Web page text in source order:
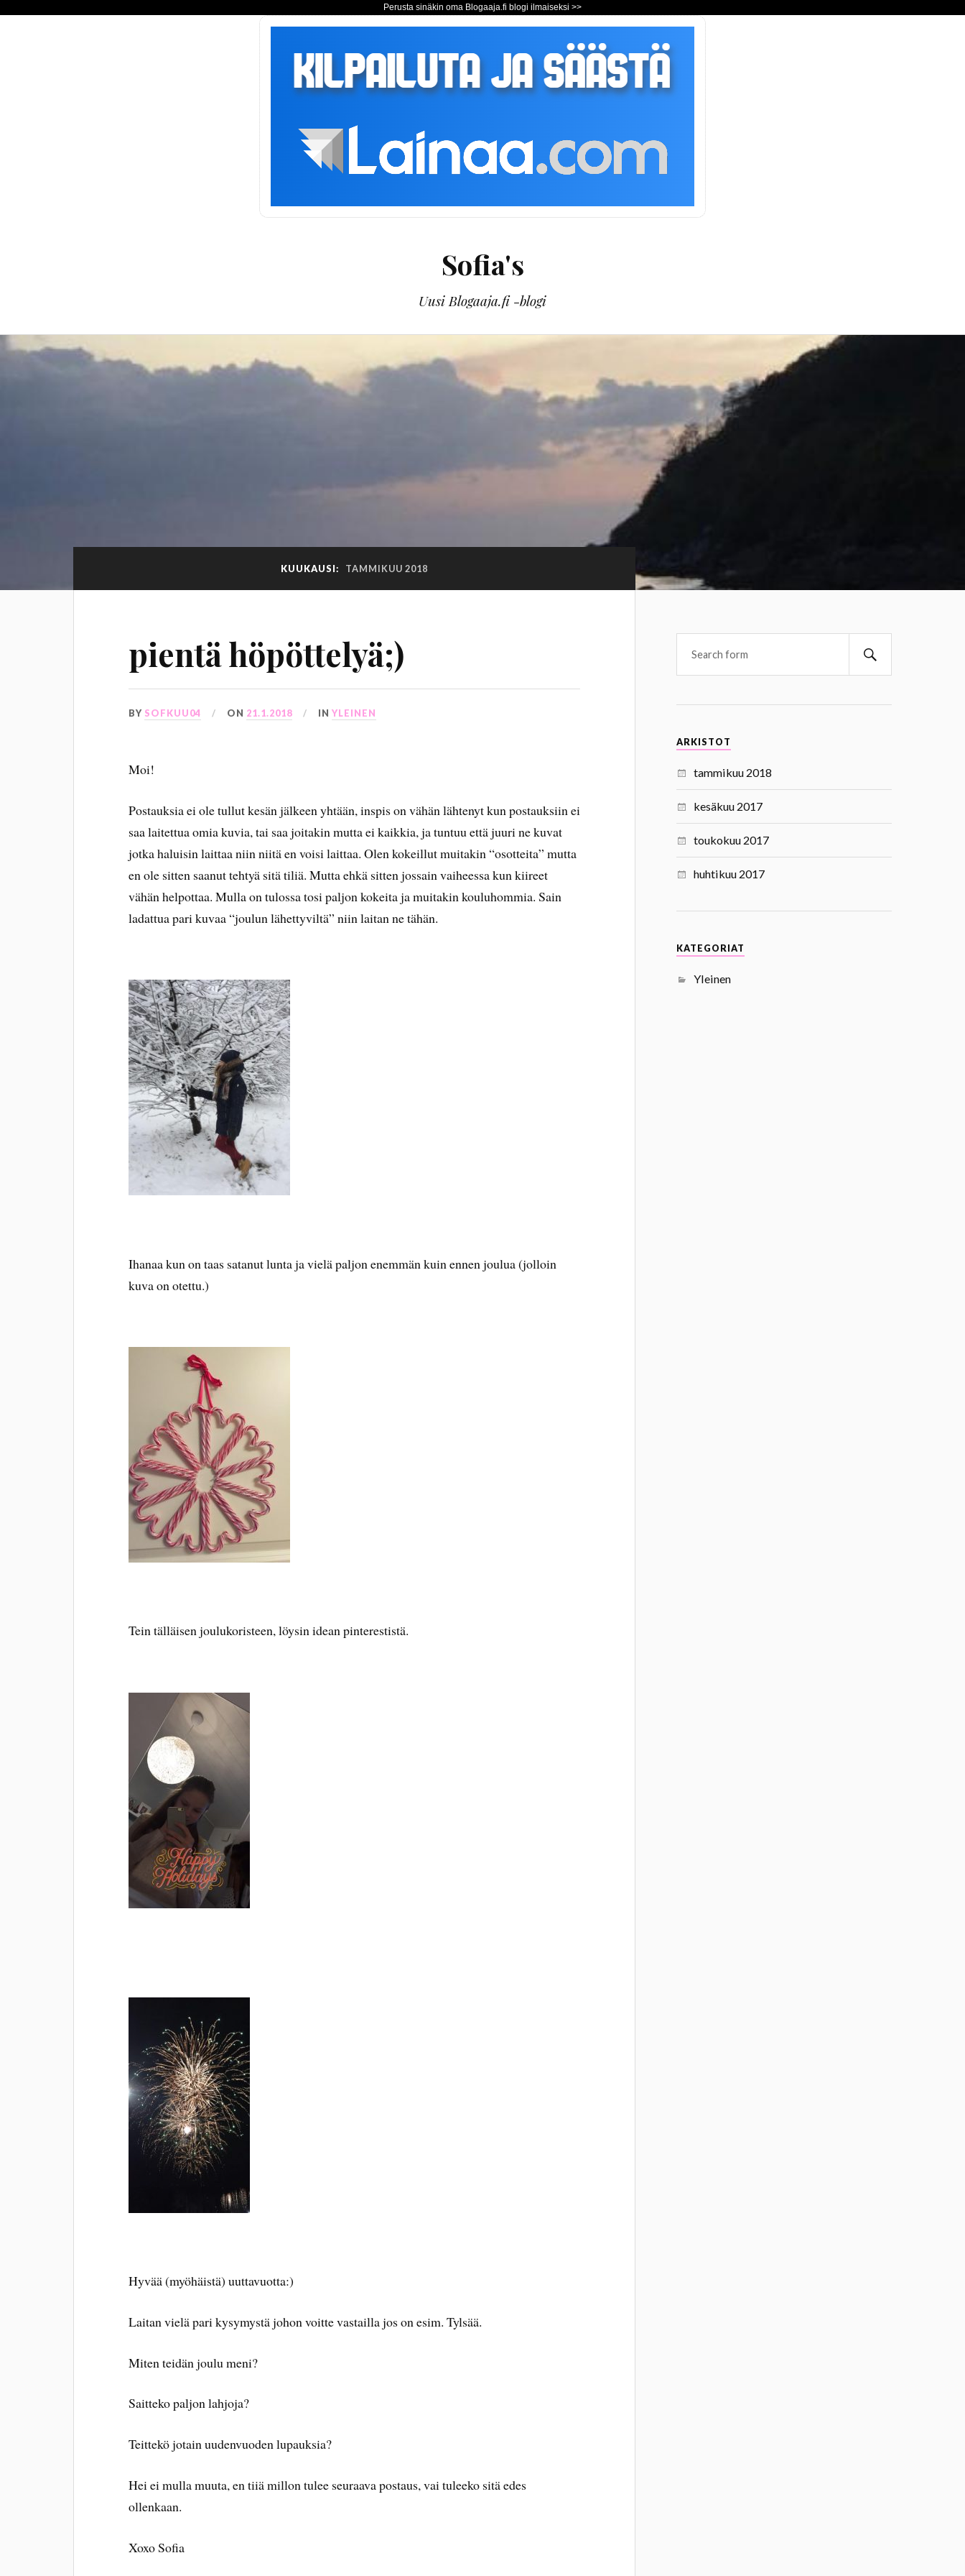
Perusta sinäkin oma Blogaaja.fi blogi ilmaiseksi >>
Sofia's
Uusi Blogaaja.fi -blogi
KUUKAUSI: TAMMIKUU 2018
pientä höpöttelyä;)
BY SOFKUU04 ON 21.1.2018 INYLEINEN
Moi!
Postauksia ei ole tullut kesän jälkeen yhtään, inspis on vähän lähtenyt kun postauksiin ei
saa laitettua omia kuvia, tai saa joitakin mutta ei kaikkia, ja tuntuu että juuri ne kuvat
jotka haluisin laittaa niin niitä en voisi laittaa. Olen kokeillut muitakin “osotteita” mutta
en ole sitten saanut tehtyä sitä tiliä. Mutta ehkä sitten jossain vaiheessa kun kiireet
vähän helpottaa. Mulla on tulossa tosi paljon kokeita ja muitakin kouluhommia. Sain
ladattua pari kuvaa “joulun lähettyviltä” niin laitan ne tähän.
Ihanaa kun on taas satanut lunta ja vielä paljon enemmän kuin ennen joulua (jolloin
kuva on otettu.)
Tein tälläisen joulukoristeen, löysin idean pinterestistä.
Hyvää (myöhäistä) uuttavuotta:)
Laitan vielä pari kysymystä johon voitte vastailla jos on esim. Tylsää.
Miten teidän joulu meni?
Saitteko paljon lahjoja?
Teittekö jotain uudenvuoden lupauksia?
Hei ei mulla muuta, en tiiä millon tulee seuraava postaus, vai tuleeko sitä edes
ollenkaan.
Xoxo Sofia
ARKISTOT
tammikuu 2018
kesäkuu 2017
toukokuu 2017
huhtikuu 2017
KATEGORIAT
Yleinen